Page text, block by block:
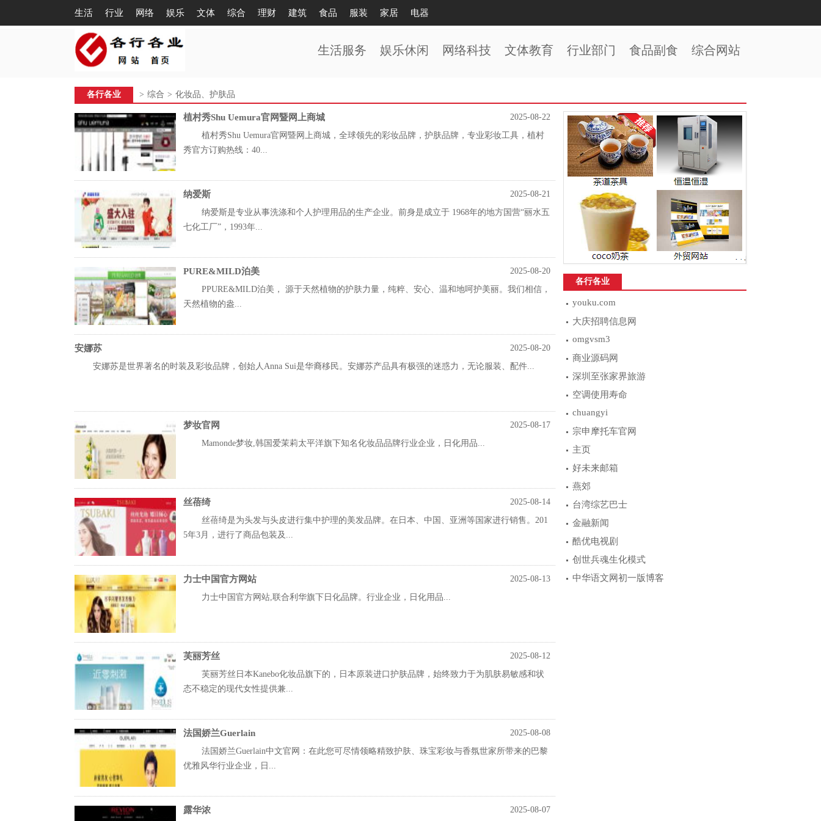
生活 行业 网络 娱乐 文体 综合 理财 建筑 食品 服装 家居 电器
生活服务 娱乐休闲 网络科技 文体教育 行业部门 食品副食 综合网站
各行各业 > 综合 > 化妆品、护肤品
植村秀Shu Uemura官网暨网上商城
2025-08-22
植村秀Shu Uemura官网暨网上商城，全球领先的彩妆品牌，护肤品牌，专业彩妆工具，植村
秀官方订购热线：40...
纳爱斯
2025-08-21
纳爱斯是专业从事洗涤和个人护理用品的生产企业。前身是成立于 1968年的地方国营“丽水五
七化工厂”，1993年...
PURE&MILD泊美
2025-08-20
PPURE&MILD泊美， 源于天然植物的护肤力量，纯粹、安心、温和地呵护美丽。我们相信，
天然植物的盎...
安娜苏
2025-08-20
安娜苏是世界著名的时装及彩妆品牌，创始人Anna Sui是华裔移民。安娜苏产品具有极强的迷惑力，无论服装、配件...
梦妆官网
2025-08-17
Mamonde梦妆,韩国爱茉莉太平洋旗下知名化妆品品牌行业企业，日化用品...
丝蓓绮
2025-08-14
丝蓓绮是为头发与头皮进行集中护理的美发品牌。在日本、中国、亚洲等国家进行销售。201
5年3月，进行了商品包装及...
力士中国官方网站
2025-08-13
力士中国官方网站,联合利华旗下日化品牌。行业企业，日化用品...
芙丽芳丝
2025-08-12
芙丽芳丝日本Kanebo化妆品旗下的，日本原装进口护肤品牌，始终致力于为肌肤易敏感和状
态不稳定的现代女性提供兼...
法国娇兰Guerlain
2025-08-08
法国娇兰Guerlain中文官网：在此您可尽情领略精致护肤、珠宝彩妆与香氛世家所带来的巴黎
优雅风华行业企业，日...
露华浓
2025-08-07
各行各业
youku.com
大庆招聘信息网
omgvsm3
商业源码网
深圳至张家界旅游
空调使用寿命
chuangyi
宗申摩托车官网
主页
好未来邮箱
燕郊
台湾综艺巴士
金融新闻
酷优电视剧
创世兵魂生化模式
中华语文网初一版博客